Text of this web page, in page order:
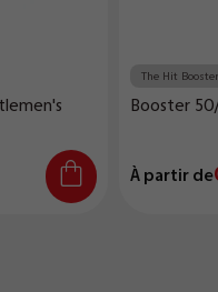
The Hit
Booster
À partir de